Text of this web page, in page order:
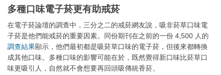
多種口味電子菸更有助戒菸
在電子菸論壇的調查中，三分之二的戒菸網友說，吸非菸草口味電
子菸是他們能戒菸的重要因素。同份期刊在之前的一份 4,500 人的
調查結果顯示，他們最初都是吸菸草口味的電子菸，但後來都轉換
成其他口味。多種口味的影響可能在於，既然覺得新口味比菸草口
味更吸引人，自然就不會想要再回頭吸傳統香菸。